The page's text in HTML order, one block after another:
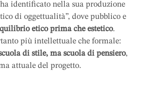
identificato nella sua produzione
di oggettualità”, dove pubblico e
etico prima che estetico.
più intellettuale che formale:
di stile, ma scuola di pensiero,
attuale del progetto.